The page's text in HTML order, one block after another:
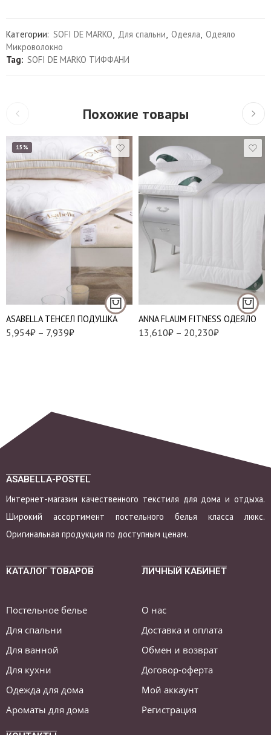
Категории: SOFI DE MARKO, Для спальни, Одеяла, Одеяло
Микроволокно
Tag: SOFI DE MARKO ТИФФАНИ
Похожие товары
15%
АSABELLA ТЕНСЕЛ ПОДУШКА
5,954₽ – 7,939₽
Подушки 50*70 см.
Подушки 70*70 см.
ANNA FLAUM FITNESS ОДЕЯЛО
13,610₽ – 20,230₽
1,5 (150*200 см.)
Евро (200*200 см.)
Евро (200*220 см.)
Евро Макси (220*240
ASABELLA-POSTEL
Интернет-магазин качественного текстиля для дома и отдыха.
Широкий ассортимент постельного белья класса люкс.
Оригинальная продукция по доступным ценам.
КАТАЛОГ ТОВАРОВ
Постельное белье
Для спальни
Для ванной
Для кухни
Одежда для дома
Ароматы для дома
ЛИЧНЫЙ КАБИНЕТ
О нас
Доставка и оплата
Обмен и возврат
Договор-оферта
Мой аккаунт
Регистрация